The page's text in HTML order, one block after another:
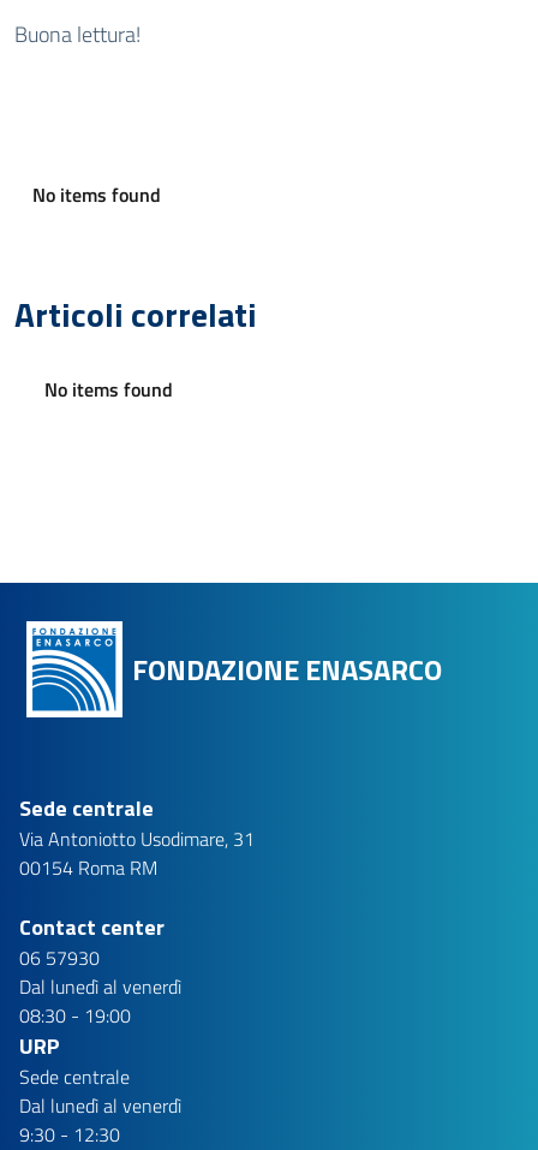
Buona lettura!
No items found
Articoli correlati
No items found
FONDAZIONE ENASARCO
Sede centrale
Via Antoniotto Usodimare, 31
00154 Roma RM
Contact center
06 57930
Dal lunedì al venerdì
08:30 - 19:00
URP
Sede centrale
Dal lunedì al venerdì
9:30 - 12:30